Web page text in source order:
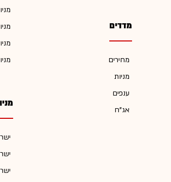
מדדים
מחירים
מניות
ענפים
אג"ח